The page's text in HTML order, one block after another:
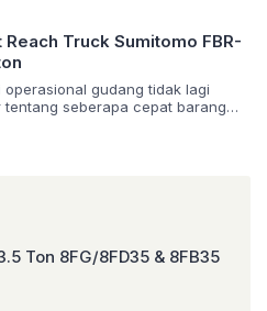
Mengelola pergerakan
area penyimpanan bertingkat
tetapi juga cerdas dan presisi.
teknologi forklift elektrik modern
Reach Truck Sumitomo FBR-
operasional gudang tidak lagi
tentang seberapa cepat barang
PT. Triguna Karya
menghadirkan […]
Ton 8FG/8FD35 & 8FB35